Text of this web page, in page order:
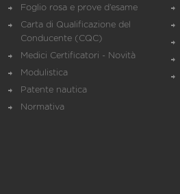
Foglio rosa e prove d’esame
Carta di Qualificazione del
Conducente (CQC)
Medici Certificatori - Novità
Modulistica
Patente nautica
Normativa